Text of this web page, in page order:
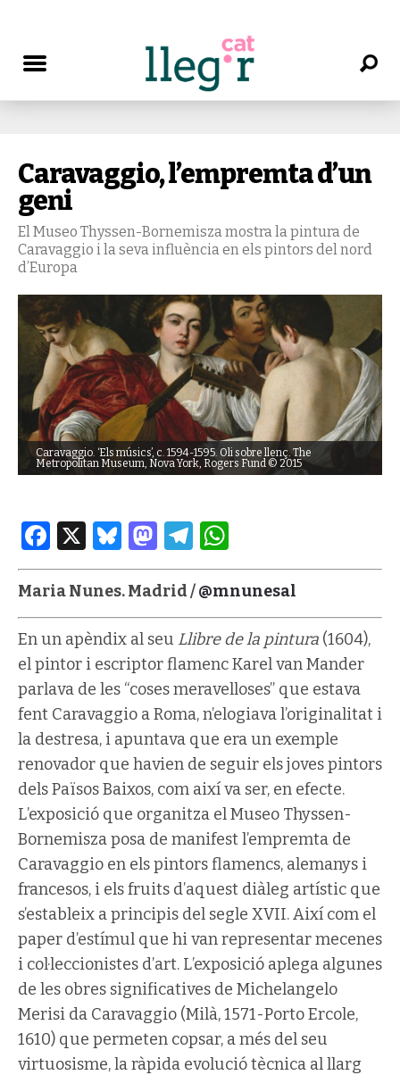
Caravaggio, l’empremta d’un
geni
El Museo Thyssen-Bornemisza mostra la pintura de
Caravaggio i la seva influència en els pintors del nord
d’Europa
Caravaggio. ‘Els músics’, c. 1594-1595. Oli sobre llenç. The
Metropolitan Museum, Nova York, Rogers Fund © 2015
Facebook
X Bluesky
Mastodon
Telegram
Maria Nunes. Madrid /@mnunesal
En un apèndix al seu Llibre de la pintura (1604),
el pintor i escriptor flamenc Karel van Mander
parlava de les “coses meravelloses” que estava
fent Caravaggio a Roma, n’elogiava l’originalitat i
la destresa, i apuntava que era un exemple
renovador que havien de seguir els joves pintors
dels Països Baixos, com així va ser, en efecte.
L’exposició que organitza el Museo Thyssen-
Bornemisza posa de manifest l’empremta de
Caravaggio en els pintors flamencs, alemanys i
francesos, i els fruits d’aquest diàleg artístic que
s’estableix a principis del segle XVII. Així com el
paper d’estímul que hi van representar mecenes
i col·leccionistes d’art. L’exposició aplega algunes
de les obres significatives de Michelangelo
Merisi da Caravaggio (Milà, 1571-Porto Ercole,
1610) que permeten copsar, a més del seu
virtuosisme, la ràpida evolució tècnica al llarg